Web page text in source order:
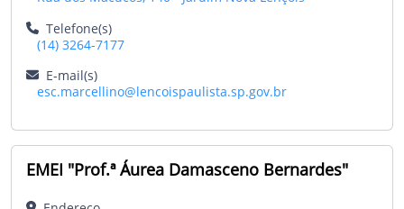
Telefone(s)
(14) 3264-7177
E-mail(s)
esc.marcellino@lencoispaulista.sp.gov.br
EMEI "Prof.ª Áurea Damasceno Bernardes"